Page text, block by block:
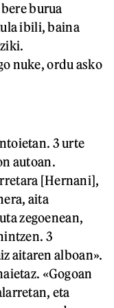
burua
ibili, baina
nuke, ordu asko
3 urte
autoan.
[Hernani],
aita
zegoenean,
3
aitaren alboan».
«Gogoan
eta